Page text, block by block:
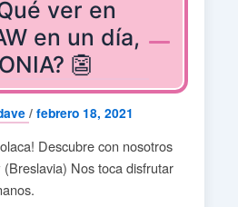
ver en
en un día,
👺
/ febrero 18, 2021
Descubre con nosotros
Nos toca disfrutar